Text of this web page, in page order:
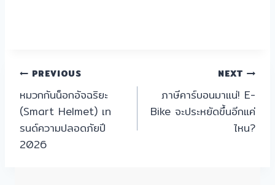
แนะแนว
เรื่อง
PREVIOUS
หมวกกันน็อกอัจฉริยะ
(Smart Helmet) เท
รนด์ความปลอดภัยปี
2026
NEXT
ภาษีคาร์บอนมาแน่! E-
Bike จะประหยัดขึ้นอีกแค่
ไหน?